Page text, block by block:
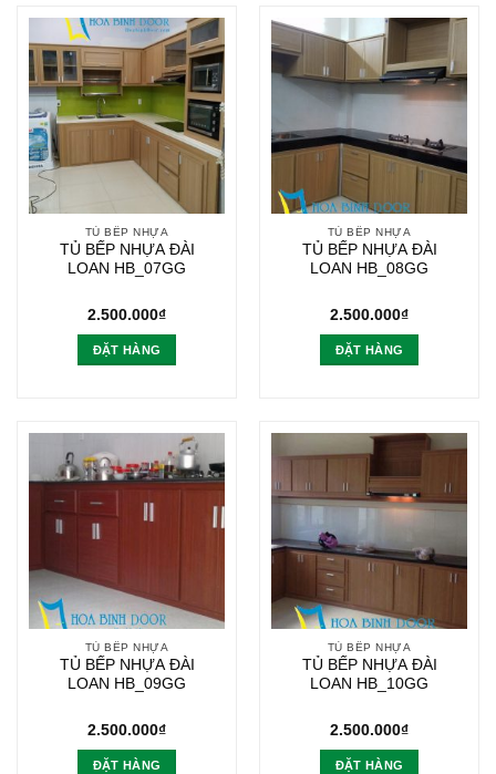
TỦ BẾP NHỰA
TỦ BẾP NHỰA ĐÀI
LOAN HB_07GG
2.500.000₫
ĐẶT HÀNG
TỦ BẾP NHỰA
TỦ BẾP NHỰA ĐÀI
LOAN HB_08GG
2.500.000₫
ĐẶT HÀNG
TỦ BẾP NHỰA
TỦ BẾP NHỰA ĐÀI
LOAN HB_09GG
2.500.000₫
ĐẶT HÀNG
TỦ BẾP NHỰA
TỦ BẾP NHỰA ĐÀI
LOAN HB_10GG
2.500.000₫
ĐẶT HÀNG